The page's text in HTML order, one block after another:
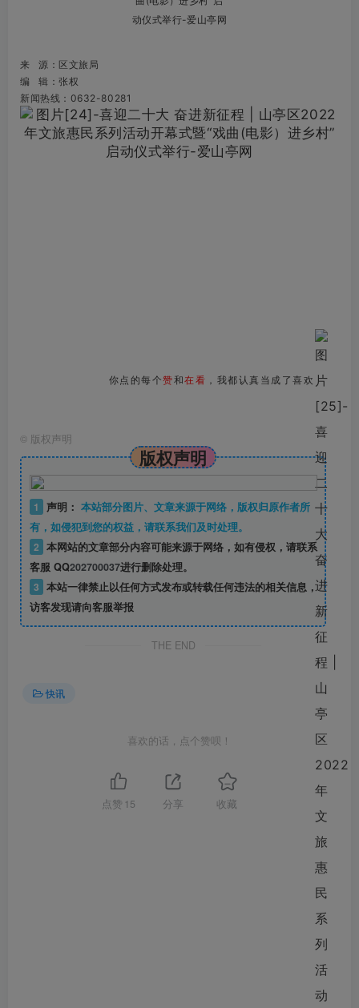
来 源：区文旅局
编 辑：张权
新闻热线：0632-80281
你点的每个赞和在看 ，我都认真当成了喜欢
© 版权声明
版权声明
1 声明： 本站部分图片、文章来源于网络，版权归原作者所
有，如侵犯到您的权益，请联系我们及时处理。
2 本网站的文章部分内容可能来源于网络，如有侵权，请联系
客服 QQ202700037进行删除处理。
3 本站一律禁止以任何方式发布或转载任何违法的相关信息，
访客发现请向客服举报
THE END
快讯
喜欢的话，点个赞呗！
点赞 15 分享 收藏